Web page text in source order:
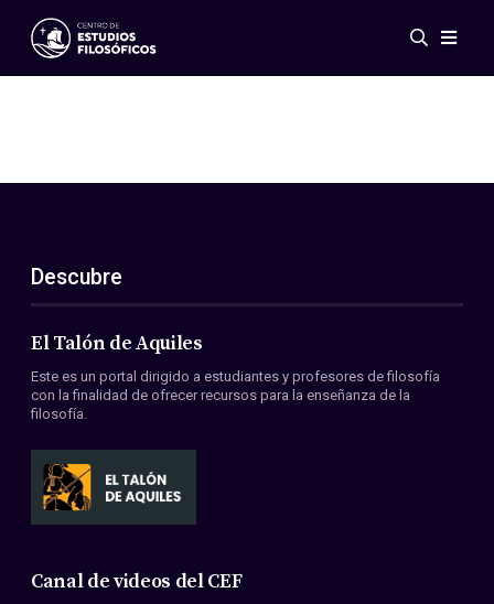
Eventos
ES
EN
Acerca de nosotros
Miembros
Convenios
Descubre
El Talón de Aquiles
Este es un portal dirigido a estudiantes y profesores de filosofía
con la finalidad de ofrecer recursos para la enseñanza de la
filosofía.
Canal de videos del CEF